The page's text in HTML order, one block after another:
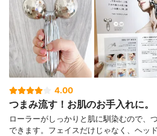
4.00
つまみ流す！お肌のお手入れに。
ローラーがしっかりと肌に馴染むので、
できます。フェイスだけじゃなく、ヘッ